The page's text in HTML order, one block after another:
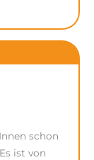
schon
ist von